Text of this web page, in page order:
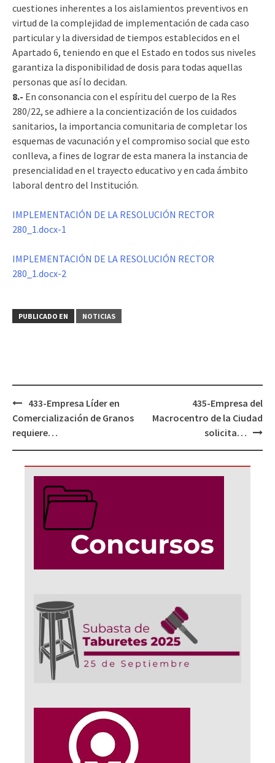
cuestiones inherentes a los aislamientos preventivos en
virtud de la complejidad de implementación de cada caso
particular y la diversidad de tiempos establecidos en el
Apartado 6, teniendo en que el Estado en todos sus niveles
garantiza la disponibilidad de dosis para todas aquellas
personas que así lo decidan.
8.- En consonancia con el espíritu del cuerpo de la Res
280/22, se adhiere a la concientización de los cuidados
sanitarios, la importancia comunitaria de completar los
esquemas de vacunación y el compromiso social que esto
conlleva, a fines de lograr de esta manera la instancia de
presencialidad en el trayecto educativo y en cada ámbito
laboral dentro del Institución.
IMPLEMENTACIÓN DE LA RESOLUCIÓN RECTOR
280_1.docx-1
IMPLEMENTACIÓN DE LA RESOLUCIÓN RECTOR
280_1.docx-2
PUBLICADO EN NOTICIAS
Navegación
de
entradas
433-Empresa Líder en
Comercialización de Granos
requiere…
435-Empresa del
Macrocentro de la Ciudad
solicita…